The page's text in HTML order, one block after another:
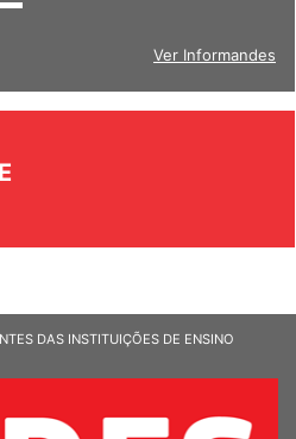
Ver Informandes
DAS INSTITUIÇÕES DE ENSINO